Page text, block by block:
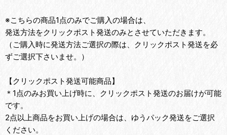
※こちらの商品1点のみでご購入の場合は、
発送方法をクリックポスト発送のみとさせていただきます。
（ご購入時に発送方法ご選択の際は、クリックポスト発送を必
ずご選択下さいませ。）
【クリックポスト発送可能商品】
＊1点のみお買い上げ時に、クリックポスト発送のお届けが可能
です。
2点以上商品をお買い上げの場合は、ゆうパック発送をご選択
ください。